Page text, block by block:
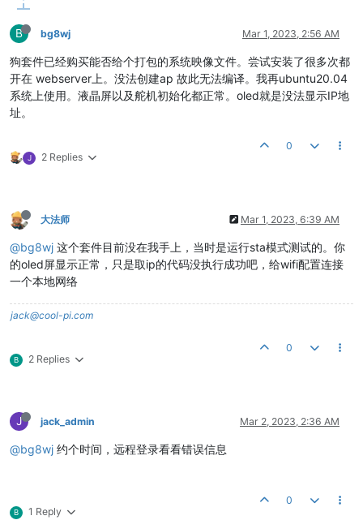
B bg8wj Mar 1, 2023, 2:56 AM
狗套件已经购买能否给个打包的系统映像文件。尝试安装了很多次都
开在 webserver上。没法创建ap 故此无法编译。我再ubuntu20.04
系统上使用。液晶屏以及舵机初始化都正常。oled就是没法显示IP地
址。
J 2 Replies
0
大法师 Mar 1, 2023, 6:39 AM
@bg8wj 这个套件目前没在我手上，当时是运行sta模式测试的。你
的oled屏显示正常，只是取ip的代码没执行成功吧，给wifi配置连接
一个本地网络
jack@cool-pi.com
B 2 Replies
0
J jack_admin Mar 2, 2023, 2:36 AM
@bg8wj 约个时间，远程登录看看错误信息
B 1 Reply
0